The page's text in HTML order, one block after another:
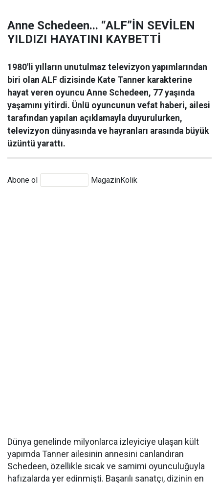
Anne Schedeen... “ALF”İN SEVİLEN
YILDIZI HAYATINI KAYBETTİ
1980'li yılların unutulmaz televizyon yapımlarından
biri olan ALF dizisinde Kate Tanner karakterine
hayat veren oyuncu Anne Schedeen, 77 yaşında
yaşamını yitirdi. Ünlü oyuncunun vefat haberi, ailesi
tarafından yapılan açıklamayla duyurulurken,
televizyon dünyasında ve hayranları arasında büyük
üzüntü yarattı.
Abone ol MagazinKolik
Dünya genelinde milyonlarca izleyiciye ulaşan kült
yapımda Tanner ailesinin annesini canlandıran
Schedeen, özellikle sıcak ve samimi oyunculuğuyla
hafızalarda yer edinmişti. Başarılı sanatçı, dizinin en